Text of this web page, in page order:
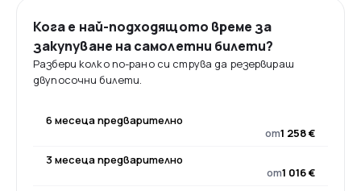
Кога е най-подходящото време за
закупуване на самолетни билети?
Разбери колко по-рано си струва да резервираш
двупосочни билети.
6 месеца предварително
от1 258 €
3 месеца предварително
от1 016 €